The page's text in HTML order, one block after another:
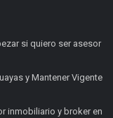
si quiero ser asesor
y Mantener Vigente
inmobiliario y broker en